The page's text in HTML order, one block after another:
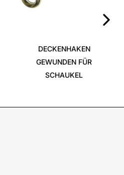
DECKENHAKEN
GEWUNDEN FÜR
SCHAUKEL